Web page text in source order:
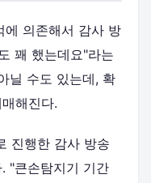
에 의존해서 감사 방
꽤 했는데요"라는
닐 수도 있는데, 확
해진다.
진행한 감사 방송
"큰손탐지기 기간